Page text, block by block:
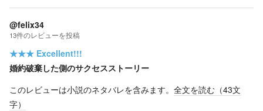
@felix34
13件のレビューを投稿
★★★ Excellent!!!
婚約破棄した側のサクセスストーリー
このレビューは小説のネタバレを含みます。 全文を読む（43文
字）